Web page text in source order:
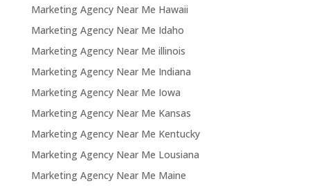
Marketing Agency Near Me Hawaii
Marketing Agency Near Me Idaho
Marketing Agency Near Me illinois
Marketing Agency Near Me Indiana
Marketing Agency Near Me Iowa
Marketing Agency Near Me Kansas
Marketing Agency Near Me Kentucky
Marketing Agency Near Me Lousiana
Marketing Agency Near Me Maine